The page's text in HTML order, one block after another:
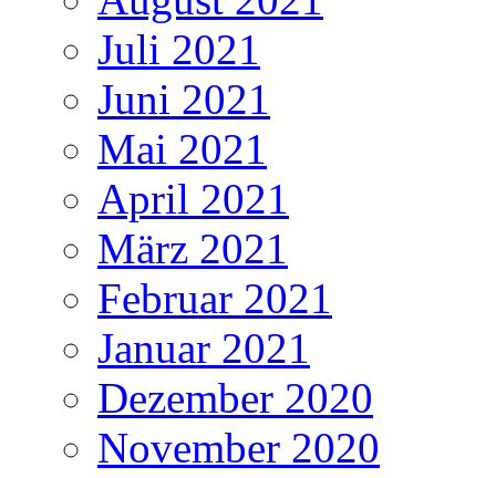
Juli 2021
Juni 2021
Mai 2021
April 2021
März 2021
Februar 2021
Januar 2021
Dezember 2020
November 2020